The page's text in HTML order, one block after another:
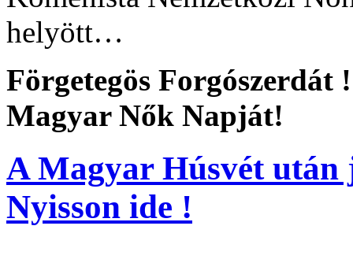
helyött…
Förgetegös Forgószerdát !
Magyar Nők Napját!
A Magyar Húsvét után
Nyisson ide !